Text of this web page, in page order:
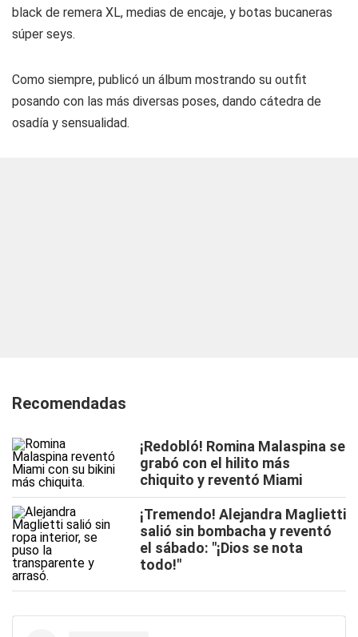
black de remera XL, medias de encaje, y botas bucaneras
súper seys.
Como siempre, publicó un álbum mostrando su outfit
posando con las más diversas poses, dando cátedra de
osadía y sensualidad.
Recomendadas
¡Redobló! Romina Malaspina se
grabó con el hilito más
chiquito y reventó Miami
¡Tremendo! Alejandra Maglietti
salió sin bombacha y reventó
el sábado: "¡Dios se nota
todo!"